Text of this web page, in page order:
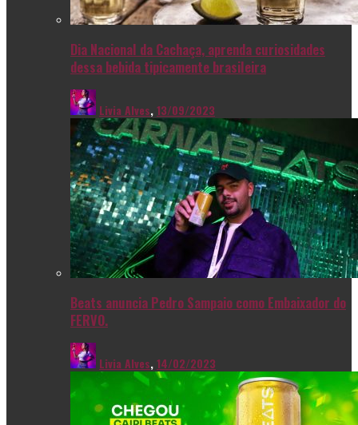
Dia Nacional da Cachaça, aprenda curiosidades
dessa bebida tipicamente brasileira
Livia Alves,13/09/2023
Beats anuncia Pedro Sampaio como Embaixador do
FERVO.
Livia Alves,14/02/2023